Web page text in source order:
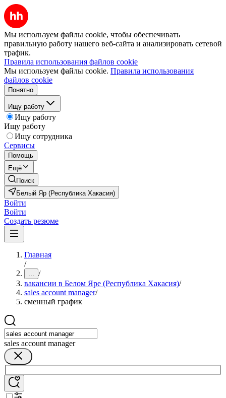
Мы используем файлы cookie, чтобы обеспечивать
правильную работу нашего веб-сайта и анализировать сетевой
трафик.
Правила использования файлов cookie
Мы используем файлы cookie. Правила использования
файлов cookie
Понятно
Ищу работу
Ищу работу
Ищу работу
Ищу сотрудника
Сервисы
Помощь
Ещё
Поиск
Белый Яр (Республика Хакасия)
Войти
Войти
Создать резюме
Главная
/
... /
вакансии в Белом Яре (Республика Хакасия)/
sales account manager/
сменный график
sales account manager